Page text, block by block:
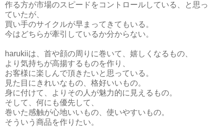
作る方が市場のスピードをコントロールしている、と思っ
ていたが、
買い手のサイクルが早まってきてもいる。
今はどちらが牽引しているか分からない。
harukiiは、首や顔の周りに巻いて、嬉しくなるもの、
より気持ちが高揚するものを作り、
お客様に楽しんで頂きたいと思っている。
見た目にきれいなもの、格好いいもの。
身に付けて、よりその人が魅力的に見えるもの。
そして、何にも優先して、
巻いた感触が心地いいもの、使いやすいもの。
そういう商品を作りたい。